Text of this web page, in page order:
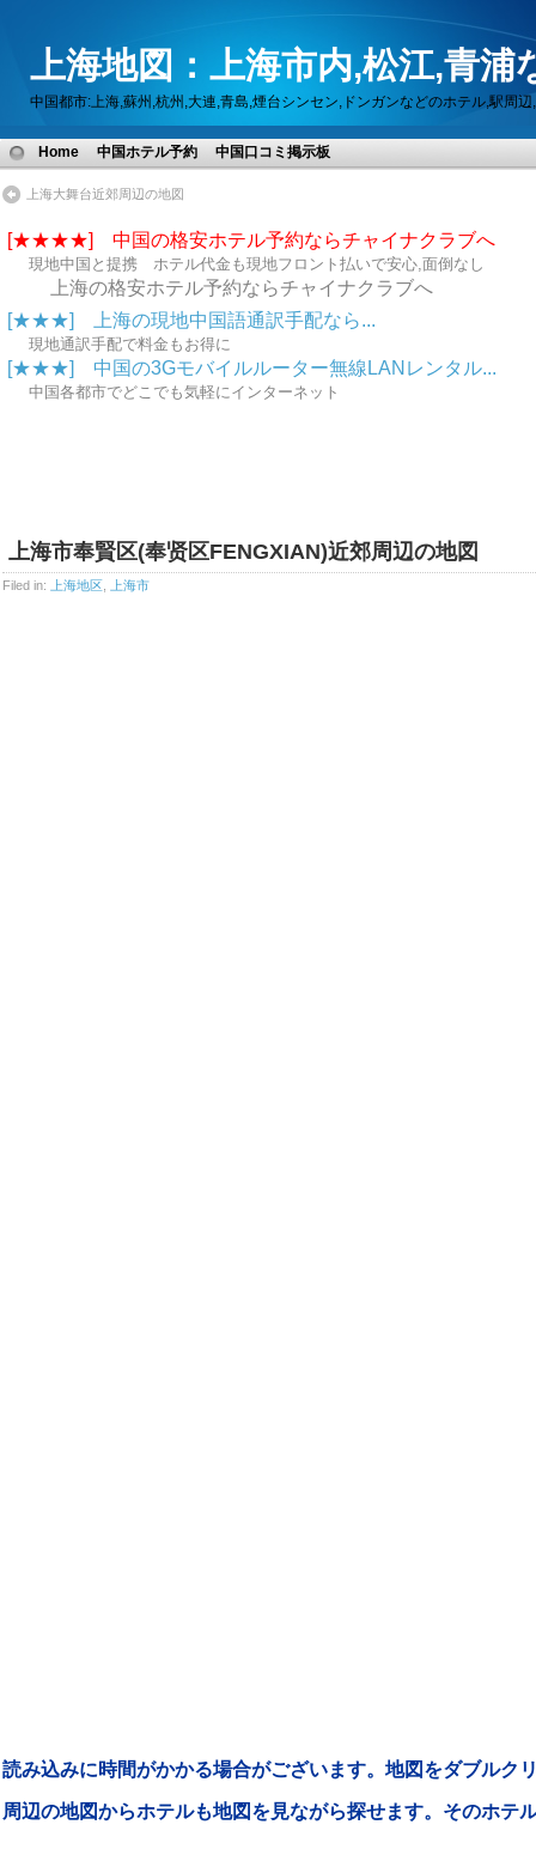
上海地図：上海市内,松江,青浦
中国都市:上海,蘇州,杭州,大連,青島,煙台シンセン,ドンガンなどのホテル,駅周
Home 中国ホテル予約 中国口コミ掲示板
上海大舞台近郊周辺の地図
[★★★★] 中国の格安ホテル予約ならチャイナクラブへ
現地中国と提携 ホテル代金も現地フロント払いで安心,面倒なし
上海の格安ホテル予約ならチャイナクラブへ
[★★★] 上海の現地中国語通訳手配なら...
現地通訳手配で料金もお得に
[★★★] 中国の3Gモバイルルーター無線LANレンタル...
中国各都市でどこでも気軽にインターネット
上海市奉賢区(奉贤区FENGXIAN)近郊周辺の地図
Filed in: 上海地区 上海市
読み込みに時間がかかる場合がございます。地図をダブルク
周辺の地図からホテルも地図を見ながら探せます。そのホテ